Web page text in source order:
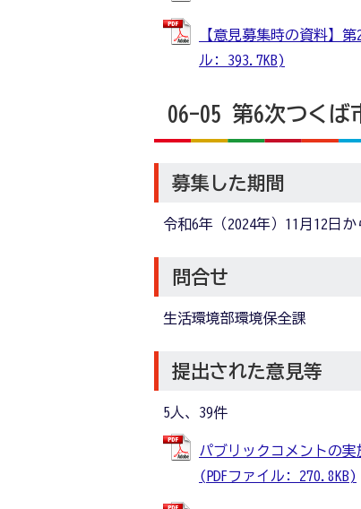
【意見募集時の資料】
ル: 393.7KB)
06-05 第6次つくば
募集した期間
令和6年（2024年）11月12日
問合せ
生活環境部環境保全課
提出された意見等
5人、39件
パブリックコメントの
(PDFファイル: 270.8KB)